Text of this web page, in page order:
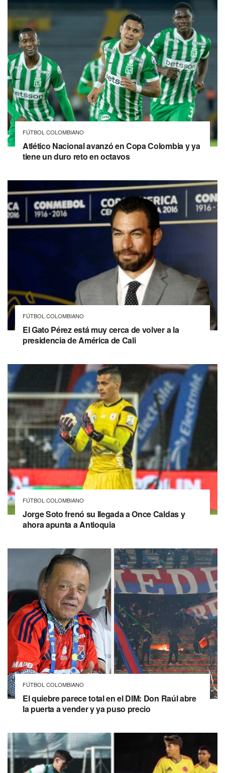
FÚTBOL COLOMBIANO
Atlético Nacional avanzó en Copa Colombia y ya
tiene un duro reto en octavos
FÚTBOL COLOMBIANO
El Gato Pérez está muy cerca de volver a la
presidencia de América de Cali
FÚTBOL COLOMBIANO
Jorge Soto frenó su llegada a Once Caldas y
ahora apunta a Antioquia
FÚTBOL COLOMBIANO
El quiebre parece total en el DIM: Don Raúl abre
la puerta a vender y ya puso precio